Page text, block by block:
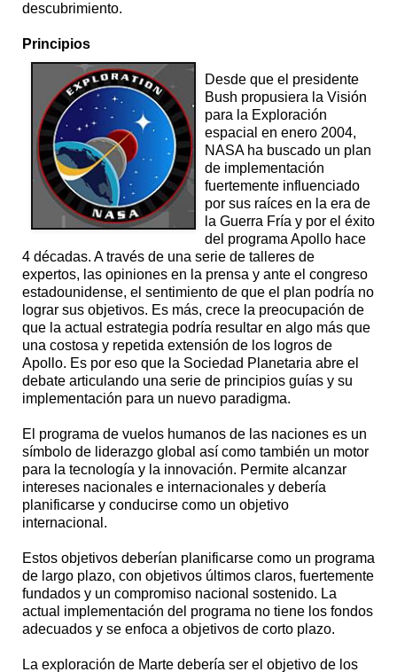
descubrimiento.
Principios
Desde que el presidente
Bush propusiera la Visión
para la Exploración
espacial en enero 2004,
NASA ha buscado un plan
de implementación
fuertemente influenciado
por sus raíces en la era de
la Guerra Fría y por el éxito
del programa Apollo hace
4 décadas. A través de una serie de talleres de
expertos, las opiniones en la prensa y ante el congreso
estadounidense, el sentimiento de que el plan podría no
lograr sus objetivos. Es más, crece la preocupación de
que la actual estrategia podría resultar en algo más que
una costosa y repetida extensión de los logros de
Apollo. Es por eso que la Sociedad Planetaria abre el
debate articulando una serie de principios guías y su
implementación para un nuevo paradigma.
El programa de vuelos humanos de las naciones es un
símbolo de liderazgo global así como también un motor
para la tecnología y la innovación. Permite alcanzar
intereses nacionales e internacionales y debería
planificarse y conducirse como un objetivo
internacional.
Estos objetivos deberían planificarse como un programa
de largo plazo, con objetivos últimos claros, fuertemente
fundados y un compromiso nacional sostenido. La
actual implementación del programa no tiene los fondos
adecuados y se enfoca a objetivos de corto plazo.
La exploración de Marte debería ser el objetivo de los